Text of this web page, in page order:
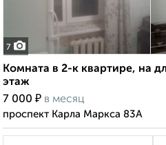
7
Комната в 2-к квартире, на
этаж
7 000 ₽ в месяц
проспект Карла Маркса 83А